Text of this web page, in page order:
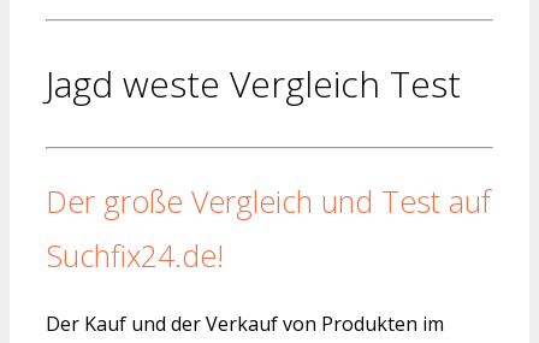
Jagd weste Vergleich Test
Der große Vergleich und Test auf
Suchfix24.de!
Der Kauf und der Verkauf von Produkten im